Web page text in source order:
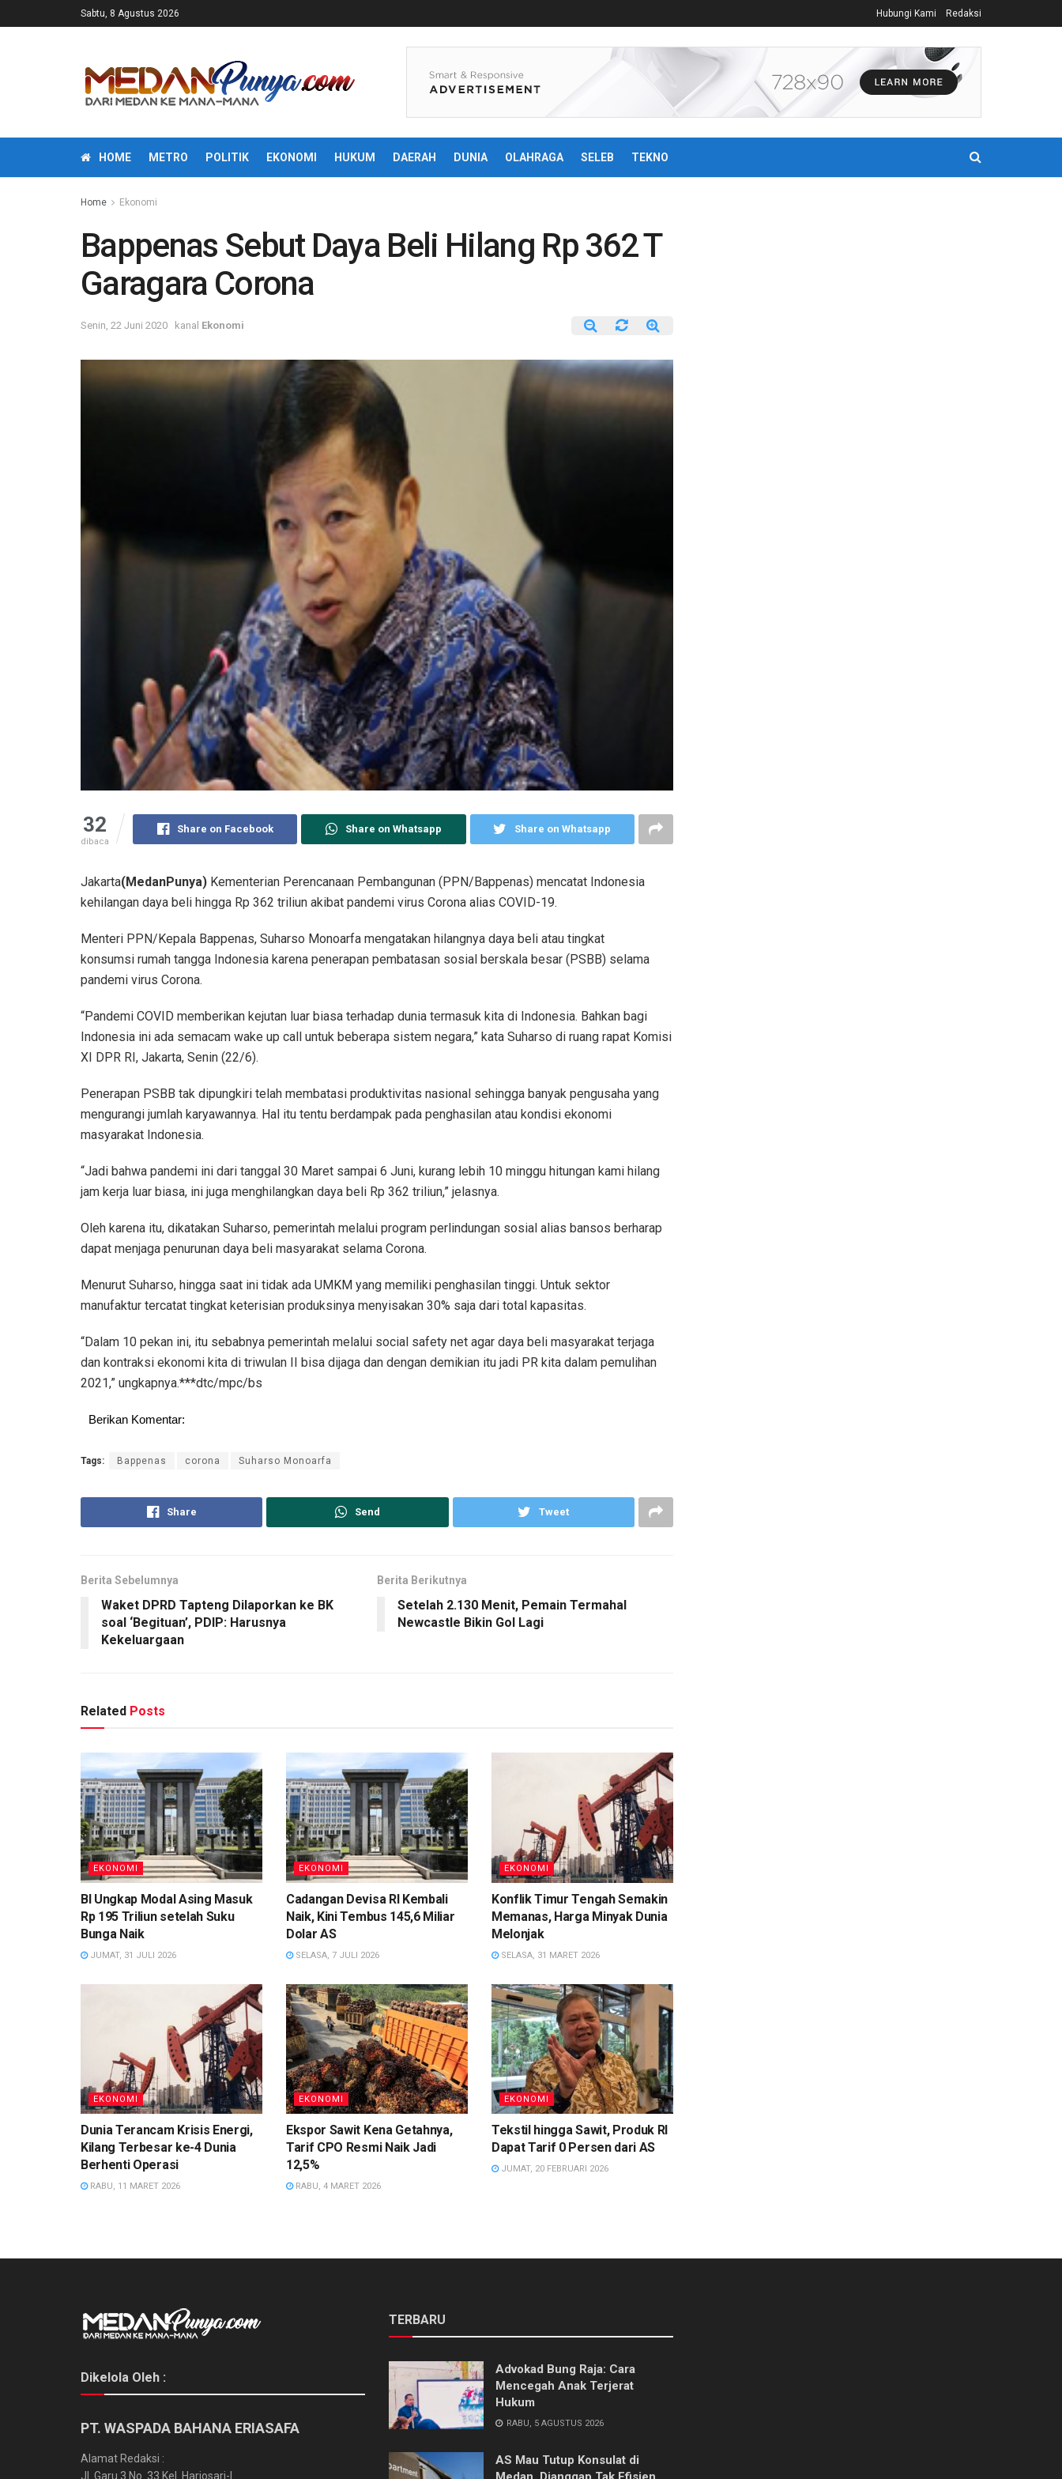
Sabtu, 8 Agustus 2026 Hubungi Kami Redaksi
HOME METRO POLITIK EKONOMI HUKUM DAERAH DUNIA OLAHRAGA SELEB TEKNO
Home Ekonomi
Bappenas Sebut Daya Beli Hilang Rp 362 T
Garagara Corona
Senin, 22 Juni 2020 kanal Ekonomi
32
dibaca
Share on Facebook Share on Whatsapp Share on Whatsapp
Jakarta(MedanPunya) Kementerian Perencanaan Pembangunan (PPN/Bappenas) mencatat Indonesia
kehilangan daya beli hingga Rp 362 triliun akibat pandemi virus Corona alias COVID-19.
Menteri PPN/Kepala Bappenas, Suharso Monoarfa mengatakan hilangnya daya beli atau tingkat
konsumsi rumah tangga Indonesia karena penerapan pembatasan sosial berskala besar (PSBB) selama
pandemi virus Corona.
“Pandemi COVID memberikan kejutan luar biasa terhadap dunia termasuk kita di Indonesia. Bahkan bagi
Indonesia ini ada semacam wake up call untuk beberapa sistem negara,” kata Suharso di ruang rapat Komisi
XI DPR RI, Jakarta, Senin (22/6).
Penerapan PSBB tak dipungkiri telah membatasi produktivitas nasional sehingga banyak pengusaha yang
mengurangi jumlah karyawannya. Hal itu tentu berdampak pada penghasilan atau kondisi ekonomi
masyarakat Indonesia.
“Jadi bahwa pandemi ini dari tanggal 30 Maret sampai 6 Juni, kurang lebih 10 minggu hitungan kami hilang
jam kerja luar biasa, ini juga menghilangkan daya beli Rp 362 triliun,” jelasnya.
Oleh karena itu, dikatakan Suharso, pemerintah melalui program perlindungan sosial alias bansos berharap
dapat menjaga penurunan daya beli masyarakat selama Corona.
Menurut Suharso, hingga saat ini tidak ada UMKM yang memiliki penghasilan tinggi. Untuk sektor
manufaktur tercatat tingkat keterisian produksinya menyisakan 30% saja dari total kapasitas.
“Dalam 10 pekan ini, itu sebabnya pemerintah melalui social safety net agar daya beli masyarakat terjaga
dan kontraksi ekonomi kita di triwulan II bisa dijaga dan dengan demikian itu jadi PR kita dalam pemulihan
2021,” ungkapnya.***dtc/mpc/bs
Berikan Komentar:
Tags: Bappenas corona Suharso Monoarfa
Share Send Tweet
Berita Sebelumnya
Waket DPRD Tapteng Dilaporkan ke BK
soal ‘Begituan’, PDIP: Harusnya
Kekeluargaan
Berita Berikutnya
Setelah 2.130 Menit, Pemain Termahal
Newcastle Bikin Gol Lagi
Related Posts
EKONOMI
BI Ungkap Modal Asing Masuk
Rp 195 Triliun setelah Suku
Bunga Naik
JUMAT, 31 JULI 2026
EKONOMI
Cadangan Devisa RI Kembali
Naik, Kini Tembus 145,6 Miliar
Dolar AS
SELASA, 7 JULI 2026
EKONOMI
Konflik Timur Tengah Semakin
Memanas, Harga Minyak Dunia
Melonjak
SELASA, 31 MARET 2026
EKONOMI
Dunia Terancam Krisis Energi,
Kilang Terbesar ke-4 Dunia
Berhenti Operasi
RABU, 11 MARET 2026
EKONOMI
Ekspor Sawit Kena Getahnya,
Tarif CPO Resmi Naik Jadi
12,5%
RABU, 4 MARET 2026
EKONOMI
Tekstil hingga Sawit, Produk RI
Dapat Tarif 0 Persen dari AS
JUMAT, 20 FEBRUARI 2026
Dikelola Oleh :
PT. WASPADA BAHANA ERIASAFA
Alamat Redaksi :
Jl. Garu 3 No. 33 Kel. Harjosari-I
TERBARU
Advokad Bung Raja: Cara
Mencegah Anak Terjerat
Hukum
RABU, 5 AGUSTUS 2026
AS Mau Tutup Konsulat di